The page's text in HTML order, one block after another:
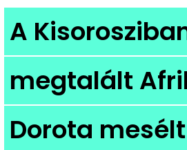
HIP
A
megtalált
Dorota